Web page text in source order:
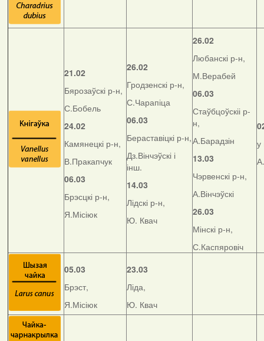
21.02
Бярозаўскі р-н,
С.Бобель
24.02
Камянецкі р-н,
В.Пракапчук
06.03
Брэсцкі р-н,
Я.Місіюк
26.02
Гродзенскі р-н,
С.Чарапіца
06.03
Бераставіцкі р-н,
Дз.Вінчэўскі і
інш.
14.03
Лідскі р-н,
Ю. Квач
26.02
Любанскі р-н,
М.Верабей
06.03
Стаўбцоўскіі р-
н,
А.Барадзін
13.03
Чэрвенскі р-н,
А.Вінчэўскі
26.03
Мінскі р-н,
С.Каспяровіч
у
05.03
Брэст,
Я.Місіюк
23.03
Ліда,
Ю. Квач